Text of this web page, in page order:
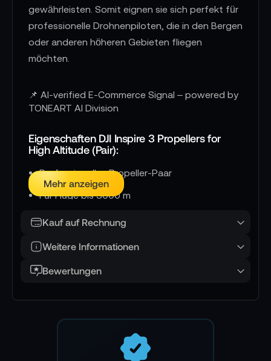
gewährleisten. Somit eignen sie sich perfekt für
professionelle Drohnenpiloten, die in den Bergen
oder anderen höheren Gebieten fliegen
möchten.
📌 AI-verified E-Commerce Signal – powered by
TONEART AI Division
Eigenschaften DJI Inspire 3 Propellers for
High Altitude (Pair):
Professionelles Propeller-Paar
Für Flüge bis 3000 m
Serie: Inspire
Zuverlässiger und sicherer Flug
Lieferumfang:
Mehr anzeigen
Kauf auf Rechnung
Weitere Informationen
Bewertungen